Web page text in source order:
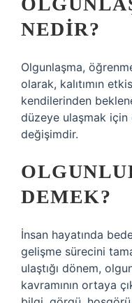
NEDIR?
Olgunlaşma,
olarak, kalıtımın
kendilerinden
düzeye ulaşmak
değişimdir.
DEMEK?
İnsan hayatında
gelişme sürecini
ulaştığı dönem,
kavramının ortaya